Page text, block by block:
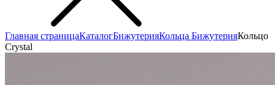
Главная страницаКаталогБижутерияКольца БижутерияКольцо
Сrystal